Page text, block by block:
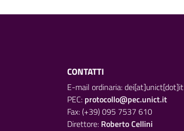
CONTATTI
E-mail ordinaria: dei[at]unict[dot]it
PEC: protocollo@pec.unict.it
Fax: (+39) 095 7537 610
Direttore: Roberto Cellini